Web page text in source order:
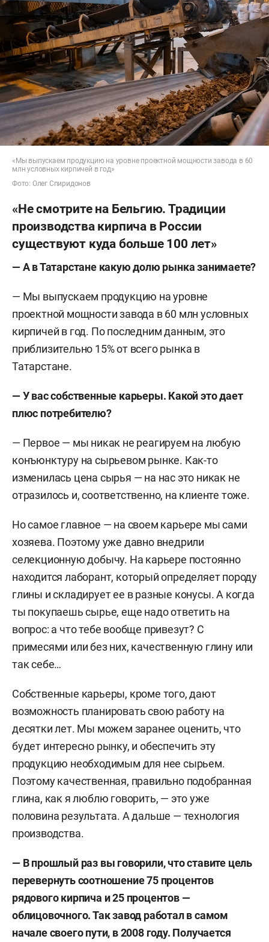
«Мы выпускаем продукцию на уровне проектной мощности завода в 60
млн условных кирпичей в год»
Фото: Олег Спиридонов
«Не смотрите на Бельгию. Традиции
производства кирпича в России
существуют куда больше 100 лет»
— А в Татарстане какую долю рынка занимаете?
— Мы выпускаем продукцию на уровне
проектной мощности завода в 60 млн условных
кирпичей в год. По последним данным, это
приблизительно 15% от всего рынка в
Татарстане.
— У вас собственные карьеры. Какой это дает
плюс потребителю?
— Первое — мы никак не реагируем на любую
конъюнктуру на сырьевом рынке. Как-то
изменилась цена сырья — на нас это никак не
отразилось и, соответственно, на клиенте тоже.
Но самое главное — на своем карьере мы сами
хозяева. Поэтому уже давно внедрили
селекционную добычу. На карьере постоянно
находится лаборант, который определяет породу
глины и складирует ее в разные конусы. А когда
ты покупаешь сырье, еще надо ответить на
вопрос: а что тебе вообще привезут? С
примесями или без них, качественную глину или
так себе…
Собственные карьеры, кроме того, дают
возможность планировать свою работу на
десятки лет. Мы можем заранее оценить, что
будет интересно рынку, и обеспечить эту
продукцию необходимым для нее сырьем.
Поэтому качественная, правильно подобранная
глина, как я люблю говорить, — это уже
половина результата. А дальше — технология
производства.
— В прошлый раз вы говорили, что ставите цель
перевернуть соотношение 75 процентов
рядового кирпича и 25 процентов —
облицовочного. Так завод работал в самом
начале своего пути, в 2008 году. Получается